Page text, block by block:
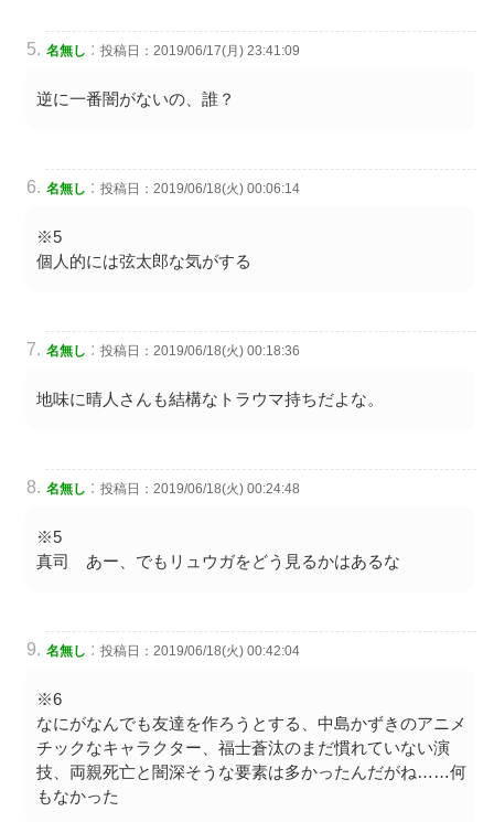
名無し : 投稿日：2019/06/17(月) 23:41:09
逆に一番闇がないの、誰？
名無し : 投稿日：2019/06/18(火) 00:06:14
※5
個人的には弦太郎な気がする
名無し : 投稿日：2019/06/18(火) 00:18:36
地味に晴人さんも結構なトラウマ持ちだよな。
名無し : 投稿日：2019/06/18(火) 00:24:48
※5
真司 あー、でもリュウガをどう見るかはあるな
名無し : 投稿日：2019/06/18(火) 00:42:04
※6
なにがなんでも友達を作ろうとする、中島かずきのアニメ
チックなキャラクター、福士蒼汰のまだ慣れていない演
技、両親死亡と闇深そうな要素は多かったんだがね……何
もなかった